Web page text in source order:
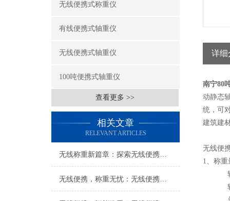
无线便携式称重仪
有线便携式轴重仪
无线便携式轴重仪
100吨便携式轴重仪
查看更多 >>
相关文章
RELEVANT ARTICLES
无线称重新篇章：探索无线便携式称重仪的无限可能
无线便携，称重无忧：无线便携式称重仪打造便捷称重新体验
详细
南宁80
动静态
统，可
建筑建
无线便
1、称重
轮重
轴重